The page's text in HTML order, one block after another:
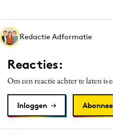
Martech
Media
Merkstrategie
PR
Programmatic
Reputatie & crisis
Redactie Adformatie
Reacties:
Om een reactie achter te laten is
Inloggen